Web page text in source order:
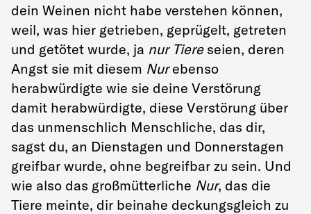
dein Weinen nicht habe verstehen können,
weil, was hier getrieben, geprügelt, getreten
und getötet wurde, ja nur Tiereseien, deren
Angst sie mit diesem Nurebenso
herabwürdigte wie sie deine Verstörung
damit herabwürdigte, diese Verstörung über
das unmenschlich Menschliche, das dir,
sagst du, an Dienstagen und Donnerstagen
greifbar wurde, ohne begreifbar zu sein. Und
wie also das großmütterliche Nur, das die
Tiere meinte, dir beinahe deckungsgleich zu